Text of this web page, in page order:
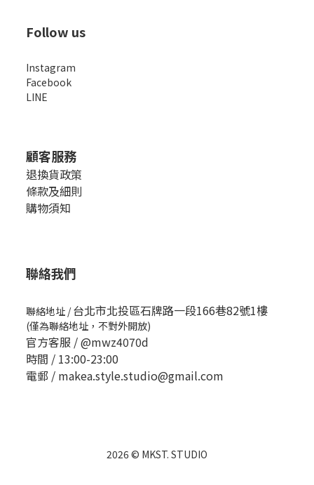
Follow us
Instagram
Facebook
LINE
顧客服務
退換貨政策
條款及細則
購物須知
聯絡我們
聯絡地址 /台北市北投區石牌路一段166巷82號1樓
(僅為聯絡地址，不對外開放)
官方客服 /@mwz4070d
時間 / 13:00-23:00
電郵 / makea.style.studio@gmail.com
2026 © MKST. STUDIO